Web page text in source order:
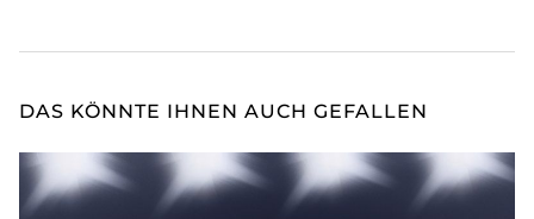
DAS KÖNNTE IHNEN AUCH GEFALLEN